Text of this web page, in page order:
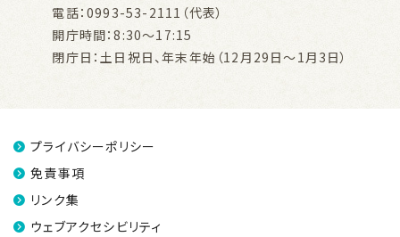
電話：0993-53-2111（代表）
開庁時間：8:30～17:15
閉庁日：土日祝日、年末年始（12月29日～1月3日）
プライバシーポリシー
免責事項
リンク集
ウェブアクセシビリティ